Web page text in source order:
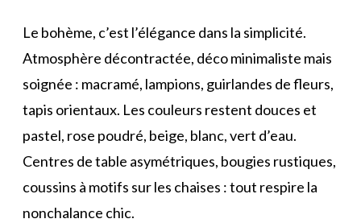
Le bohème, c’est l’élégance dans la simplicité.
Atmosphère décontractée, déco minimaliste mais
soignée : macramé, lampions, guirlandes de fleurs,
tapis orientaux. Les couleurs restent douces et
pastel, rose poudré, beige, blanc, vert d’eau.
Centres de table asymétriques, bougies rustiques,
coussins à motifs sur les chaises : tout respire la
nonchalance chic.